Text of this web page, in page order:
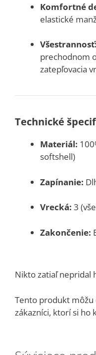
Komfortné
elastické
Všestrannosť:
prechodnom
zatepľovacia
Technické
Materiál:
softshell)
Zapínanie:
Vrecká: 3
Zakončenie:
Nikto zatiaľ nepridal
Tento produkt
zákazníci, ktorí si ho